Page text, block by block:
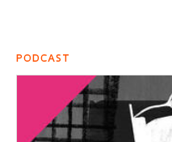
PODCAST